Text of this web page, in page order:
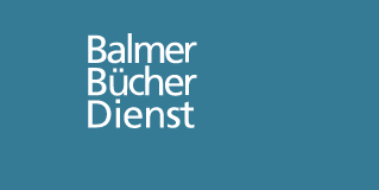
Zur Hauptnavigation springen